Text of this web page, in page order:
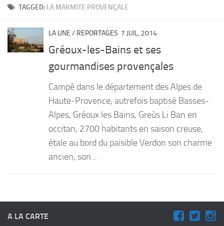
ACTUALITÉ
PORTRAITS
Desserts
TAGGED: LA MARMITE PROVENÇALE
LA UNE / REPORTAGES 7 JUIL, 2014
Gréoux-les-Bains et ses
gourmandises provençales
Campé dans le département des Alpes de
Haute-Provence, autrefois baptisé Basses-
Alpes, Gréoux les Bains, Greùs Li Ban en
occitan, 2700 habitants en saison creuse,
étale au bord du paisible Verdon son charme
ancien, son...
A LA CARTE